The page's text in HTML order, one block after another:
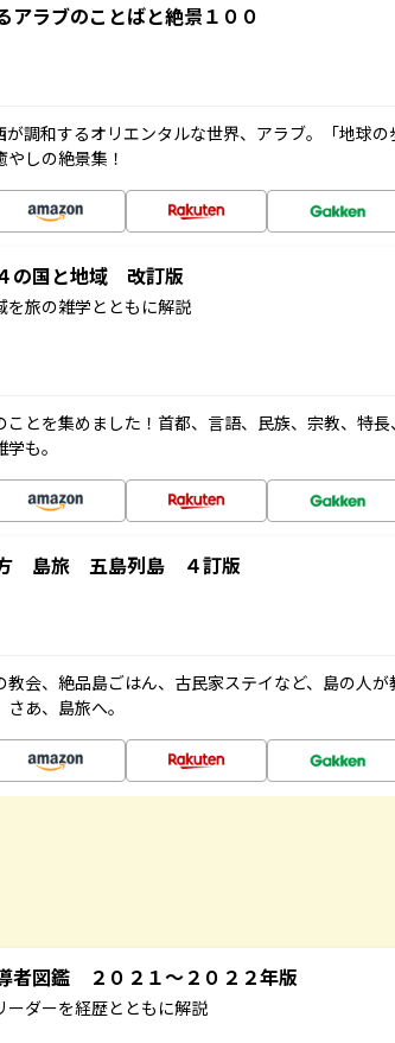
アラブのことばと絶景１００
が調和するオリエンタルな世界、アラブ。「地球
しの絶景集！
の国と地域 改訂版
を旅の雑学とともに解説
ことを集めました！首都、言語、民族、宗教、特
も。
島旅 五島列島 ４訂版
教会、絶品島ごはん、古民家ステイなど、島の人
あ、島旅へ。
者図鑑 ２０２１～２０２２年版
ーダーを経歴とともに解説